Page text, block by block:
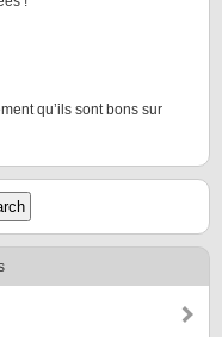
qu’ils sont bons sur